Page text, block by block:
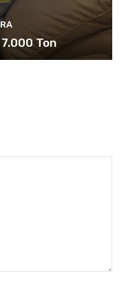
Ton